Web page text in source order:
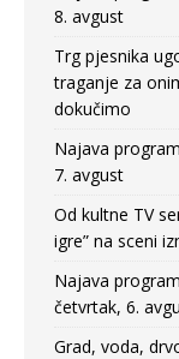
8. avgust
Trg pjesnika
traganje za
dokučimo
Najava
7. avgust
Od kultne TV
igre” na sceni
Najava
četvrtak, 6.
Grad, voda,